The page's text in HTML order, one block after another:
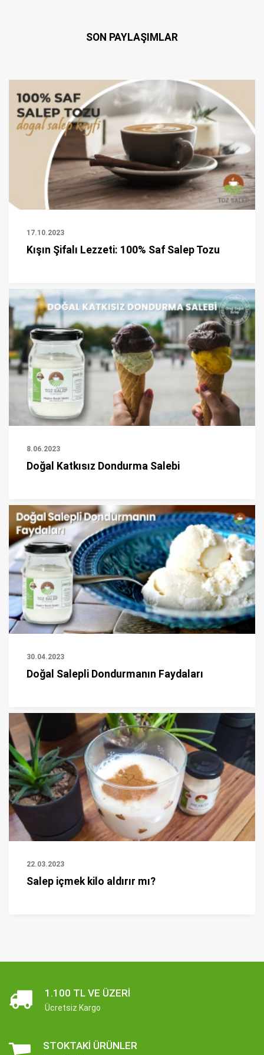
SON PAYLAŞIMLAR
17.10.2023
Kışın Şifalı Lezzeti: 100% Saf Salep Tozu
8.06.2023
Doğal Katkısız Dondurma Salebi
30.04.2023
Doğal Salepli Dondurmanın Faydaları
22.03.2023
Salep içmek kilo aldırır mı?
1.100 TL VE ÜZERI
Ücretsiz Kargo
STOKTAKI ÜRÜNLER